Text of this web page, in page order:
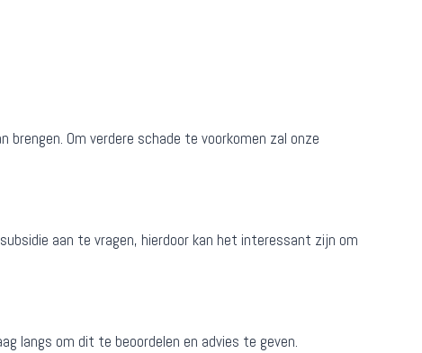
Om verdere schade te voorkomen zal onze
aan te vragen, hierdoor kan het interessant zijn om
langs om dit te beoordelen en advies te geven.